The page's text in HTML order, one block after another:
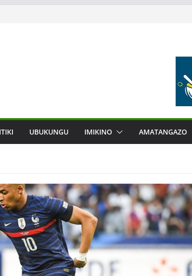
UBUKUNGU IMIKINO AMATANGAZO